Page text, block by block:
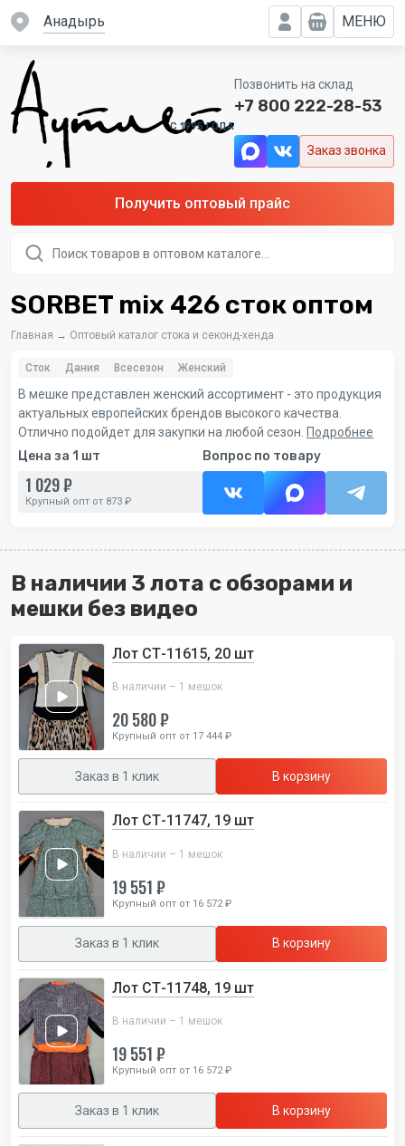
Анадырь МЕНЮ
C 1995 ГОДА
Позвонить на склад
+7 800 222-28-53
Заказ звонка
Получить оптовый прайс
товаров
SORBET mix 426 сток оптом
Главная → Оптовый каталог стока и секонд-хенда
Сток Дания Всесезон Женский
В мешке представлен женский ассортимент - это продукция
актуальных европейских брендов высокого качества.
Отлично подойдет для закупки на любой сезон. Подробнее
Цена за 1 шт
1 029 ₽
Крупный опт от 873 ₽
Вопрос по товару
В наличии 3 лота с обзорами и
мешки без видео
Лот СТ-11615, 20 шт
В наличии – 1 мешок
20 580 ₽
Крупный опт от 17 444 ₽
Заказ в 1 клик В корзину
Лот СТ-11747, 19 шт
В наличии – 1 мешок
19 551 ₽
Крупный опт от 16 572 ₽
Заказ в 1 клик В корзину
Лот СТ-11748, 19 шт
В наличии – 1 мешок
19 551 ₽
Крупный опт от 16 572 ₽
Заказ в 1 клик В корзину